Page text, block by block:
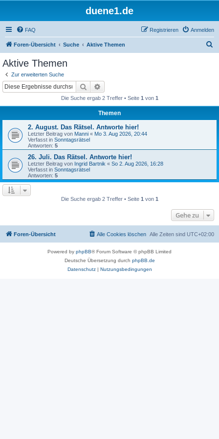
duene1.de
FAQ Anmelden
Registrieren
Foren-Übersicht Suche Aktive Themen
Aktive Themen
Zur erweiterten Suche
Suche
Die Suche ergab 2 Treffer • Seite 1 von 1
Themen
2. August. Das Rätsel. Antworte hier!
Letzter Beitrag von Manni « Mo 3. Aug 2026, 20:44
Verfasst in Sonntagsrätsel
Antworten: 5
26. Juli. Das Rätsel. Antworte hier!
Letzter Beitrag von Ingrid Bartnik « So 2. Aug 2026, 16:28
Verfasst in Sonntagsrätsel
Antworten: 5
Die Suche ergab 2 Treffer • Seite 1 von 1
Gehe zu
Foren-Übersicht Alle Zeiten sind UTC+02:00
Alle Cookies löschen
Powered by phpBB® Forum Software © phpBB Limited
Deutsche Übersetzung durch phpBB.de
Datenschutz| Nutzungsbedingungen